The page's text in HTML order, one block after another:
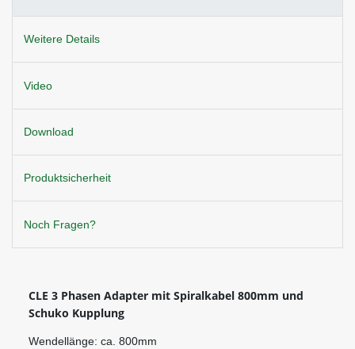
Weitere Details
Video
Download
Produktsicherheit
Noch Fragen?
CLE 3 Phasen Adapter mit Spiralkabel 800mm und
Schuko Kupplung
Wendellänge: ca. 800mm